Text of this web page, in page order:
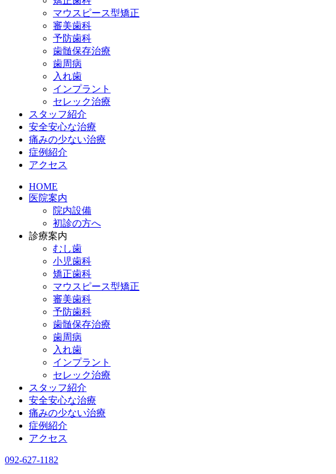
マウスピース型矯正
審美歯科
予防歯科
歯髄保存治療
歯周病
入れ歯
インプラント
セレック治療
スタッフ紹介
安全安心な治療
痛みの少ない治療
症例紹介
アクセス
HOME
医院案内
院内設備
初診の方へ
診療案内
むし歯
小児歯科
矯正歯科
マウスピース型矯正
審美歯科
予防歯科
歯髄保存治療
歯周病
入れ歯
インプラント
セレック治療
スタッフ紹介
安全安心な治療
痛みの少ない治療
症例紹介
アクセス
092-627-1182